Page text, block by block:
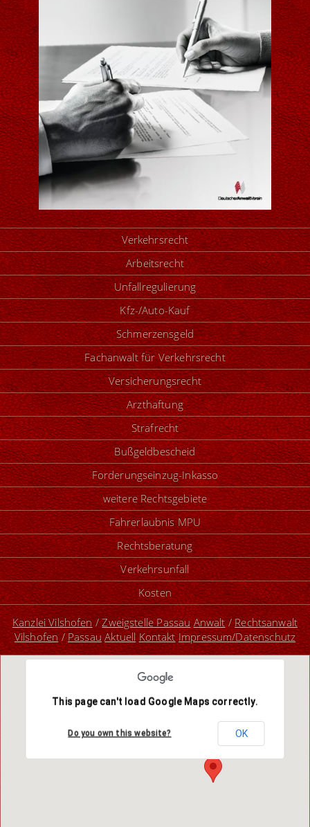
Verkehrsrecht
Arbeitsrecht
Unfallregulierung
Kfz-/Auto-Kauf
Schmerzensgeld
Fachanwalt für Verkehrsrecht
Versicherungsrecht
Arzthaftung
Strafrecht
Bußgeldbescheid
Forderungseinzug-Inkasso
weitere Rechtsgebiete
Fahrerlaubnis MPU
Rechtsberatung
Verkehrsunfall
Kosten
Kanzlei Vilshofen/Zweigstelle Passau Anwalt/Rechtsanwalt
Vilshofen/Passau Aktuell Kontakt Impressum/Datenschutz
This page can't load Google Maps correctly.
Do you own this website? OK